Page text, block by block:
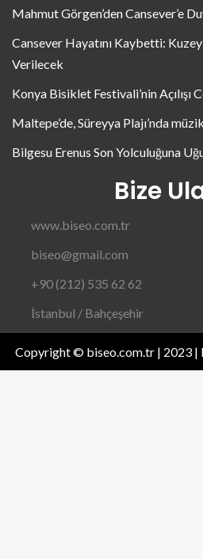
Mahmut Görgen’den Cansever’e
Cansever Hayatını Kaybetti:
Verilecek
Konya Bisiklet Festivali’nin Açılışı
Maltepe’de, Süreyya Plajı’nda
Bilgesu Erenus Son Yolculuğuna
Bize
www.biseo.com.tr
biseo@gmail.com
+90 (212) 535 62 62
İstanbul / Bahçeşehir
Copyright © biseo.com.tr | 2023 |